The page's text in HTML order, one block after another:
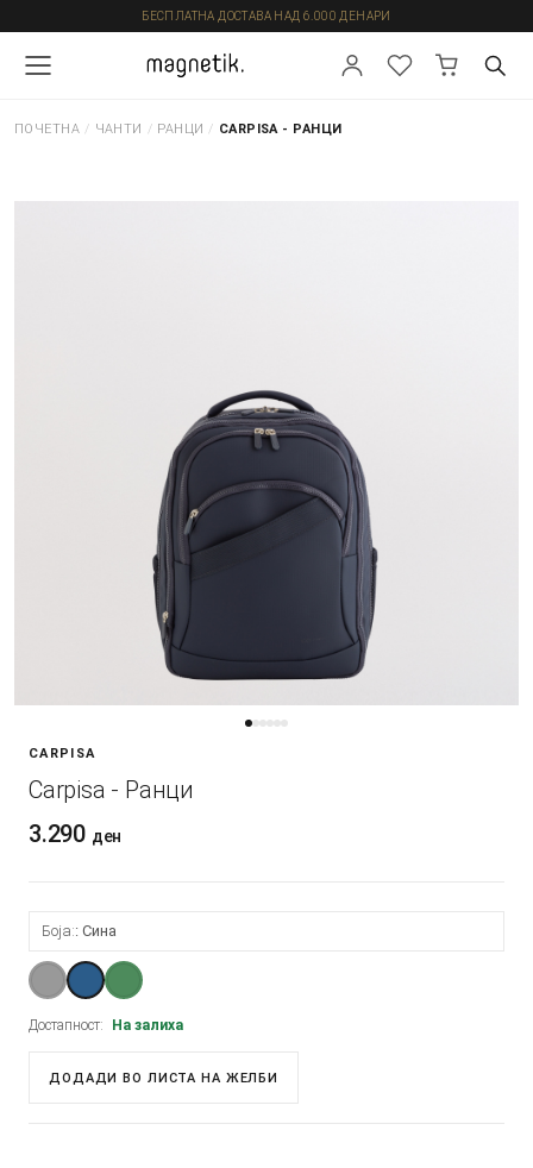
БЕСПЛАТНА ДОСТАВА НАД 6.000 ДЕНАРИ
ПОЧЕТНА / ЧАНТИ / РАНЦИ / CARPISA - РАНЦИ
CARPISA
Carpisa - Ранци
3.290 ден
Боја: Сина
Достапност: На залиха
ДОДАДИ ВО ЛИСТА НА ЖЕЛБИ